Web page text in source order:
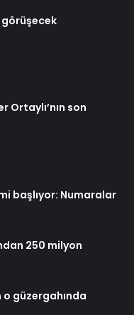
görüşecek
Ortaylı’nın son
başlıyor: Numaralar
250 milyon
o güzergahında